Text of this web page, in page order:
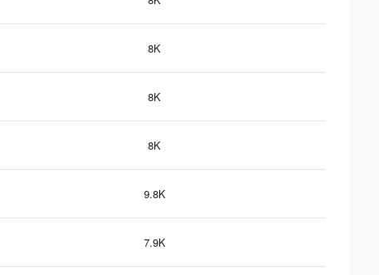
8K
8K
8K
9.8K
7.9K